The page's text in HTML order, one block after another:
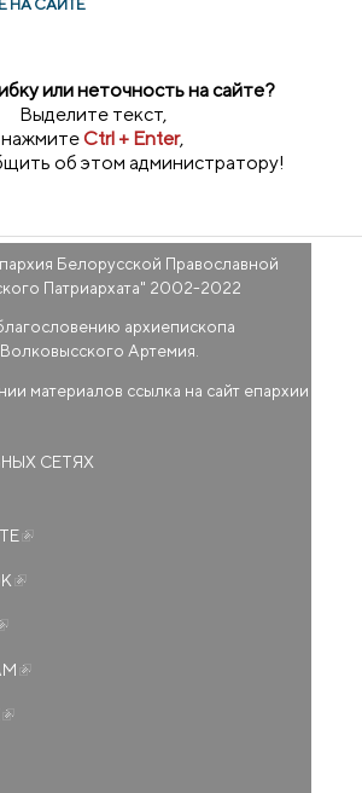
НА САЙТЕ
или неточность на сайте?
Выделите текст,
нажмитеCtrl + Enter,
об этом администратору!
Белорусской Православной
Патриархата" 2002-2022
архиепископа
Артемия.
материалов ссылка на сайт епархии
СЕТЯХ